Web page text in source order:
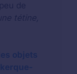
de
tétine,
objets